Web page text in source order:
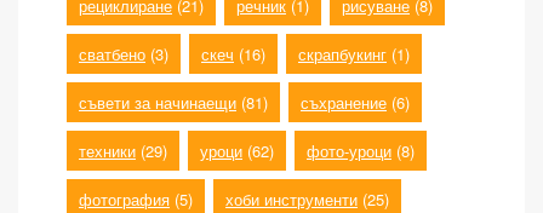
рециклиране (21) речник (1) рисуване (8)
сватбено (3) скеч (16) скрапбукинг (1)
съвети за начинаещи (81) съхранение (6)
техники (29) уроци (62) фото-уроци (8)
фотография (5) хоби инструменти (25)